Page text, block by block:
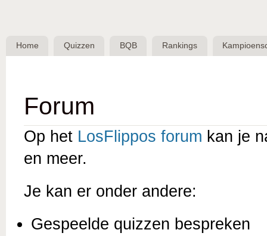
Belgische
QuizBond
Home Quizzen BQB Rankings
Forum
Op het LosFlippos forum kan je
en meer.
Je kan er onder andere:
Gespeelde quizzen bespreken